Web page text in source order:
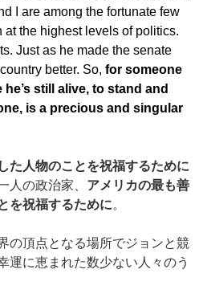
I are among the fortunate few
the highest levels of politics.
Just as he made the senate
better. So,for someone
still alive, to stand and
is a precious and singular
た人物のことを祝福するために
人の政治家、 アメリカの最も善
を祝福するために。
の頂点となる場所でジョンと競
運に恵まれた数少ない人々のう